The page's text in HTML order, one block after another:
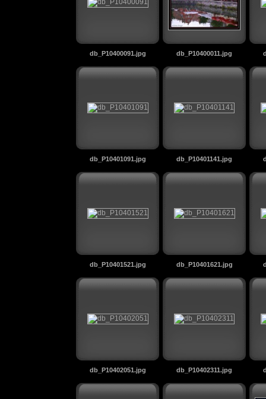
db_P10400091.jpg db_P10400011.jpg
db_P10401091.jpg db_P10401141.jpg
db_P10401521.jpg db_P10401621.jpg
db_P10402051.jpg db_P10402311.jpg